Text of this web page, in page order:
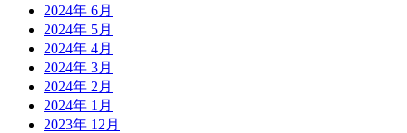
2024年 6月
2024年 5月
2024年 4月
2024年 3月
2024年 2月
2024年 1月
2023年 12月